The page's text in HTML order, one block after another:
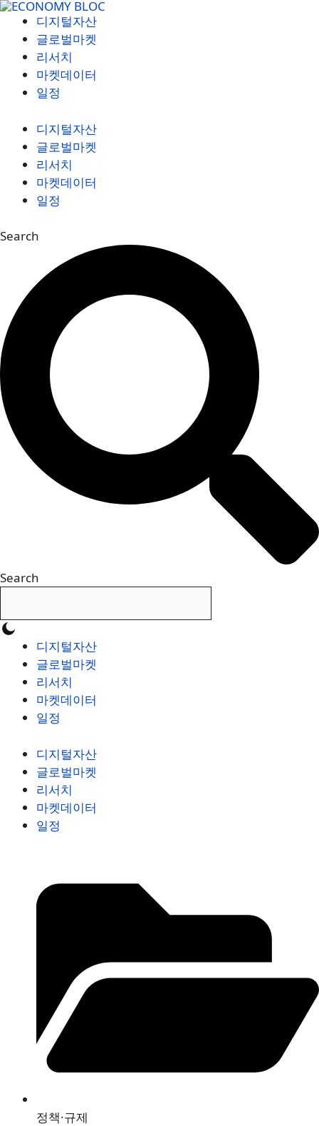
컨
디지털자산
글로벌마켓
리서치
마켓데이터
일정
디지털자산
글로벌마켓
리서치
마켓데이터
일정
Search
Search
디지털자산
글로벌마켓
리서치
마켓데이터
일정
디지털자산
글로벌마켓
리서치
마켓데이터
일정
정책·규제